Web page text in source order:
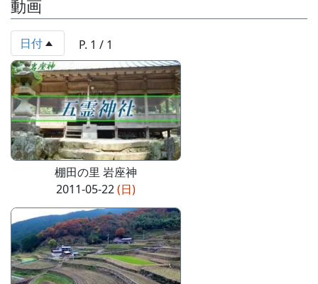
動画
日付 P. 1 / 1
棚田の里 岩座神
2011-05-22(日)